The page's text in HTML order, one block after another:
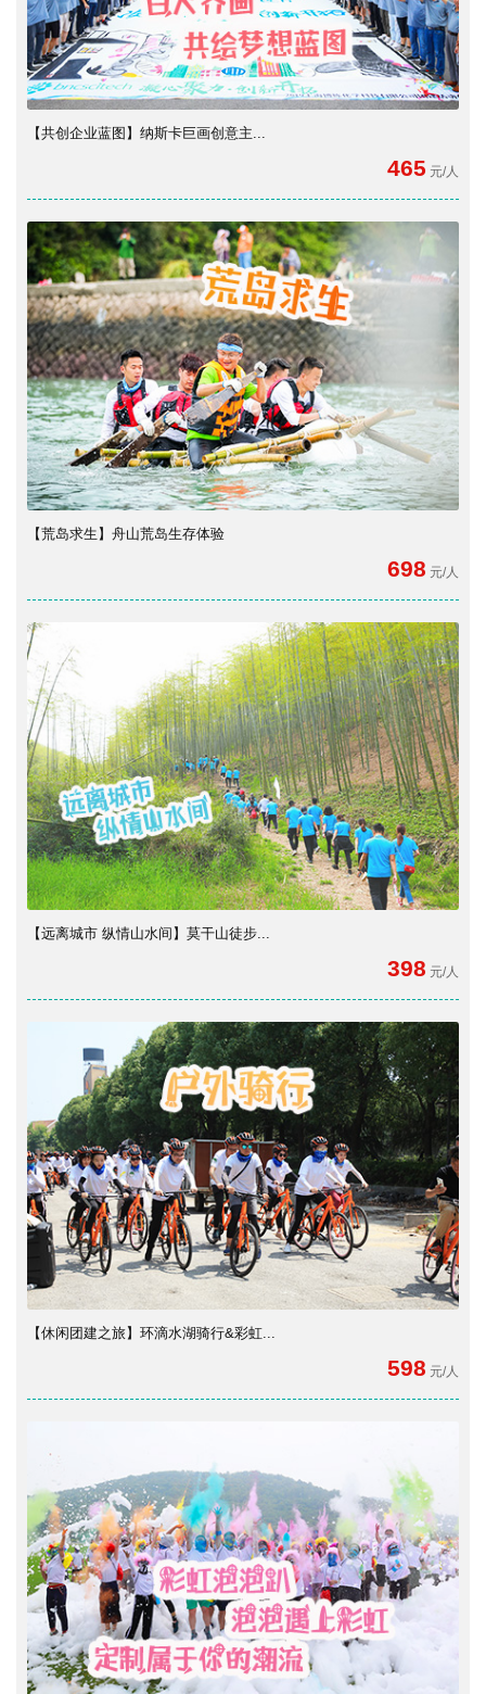
【共创企业蓝图】纳斯卡巨画创意主...
465 元/人
【荒岛求生】舟山荒岛生存体验
698 元/人
【远离城市 纵情山水间】莫干山徒步...
398 元/人
【休闲团建之旅】环滴水湖骑行&彩虹...
598 元/人